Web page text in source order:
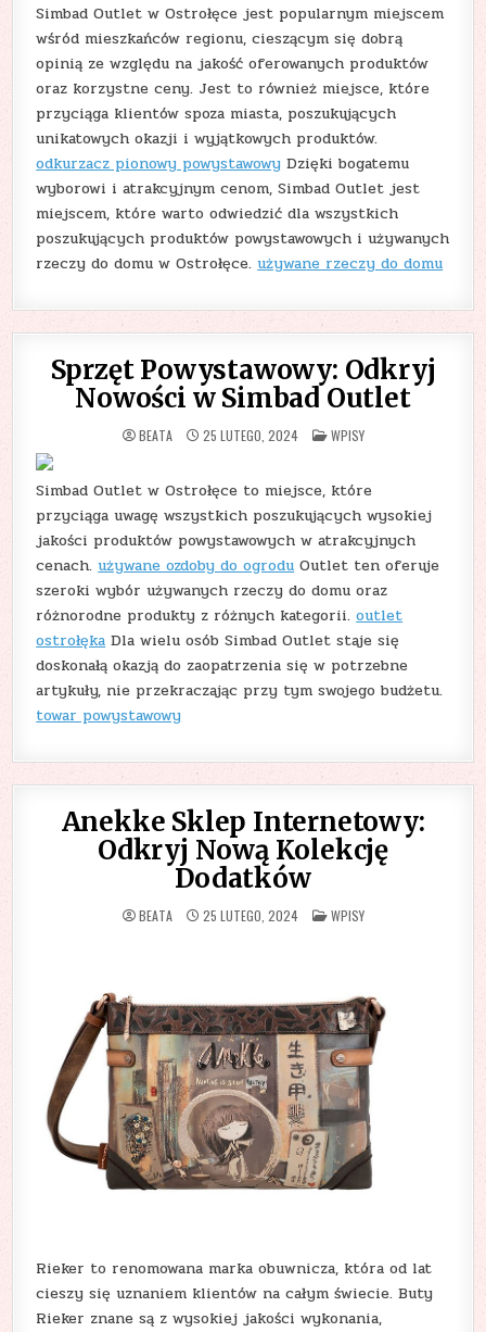
Simbad Outlet w Ostrołęce jest popularnym miejscem
wśród mieszkańców regionu, cieszącym się dobrą
opinią ze względu na jakość oferowanych produktów
oraz korzystne ceny. Jest to również miejsce, które
przyciąga klientów spoza miasta, poszukujących
unikatowych okazji i wyjątkowych produktów.
odkurzacz pionowy powystawowy Dzięki bogatemu
wyborowi i atrakcyjnym cenom, Simbad Outlet jest
miejscem, które warto odwiedzić dla wszystkich
poszukujących produktów powystawowych i używanych
rzeczy do domu w Ostrołęce.używane rzeczy do domu
Sprzęt Powystawowy: Odkryj
Nowości w Simbad Outlet
BEATA 25 LUTEGO, 2024 POSTED
IN
WPISY
Simbad Outlet w Ostrołęce to miejsce, które
przyciąga uwagę wszystkich poszukujących wysokiej
jakości produktów powystawowych w atrakcyjnych
cenach.używane ozdoby do ogrodu Outlet ten oferuje
szeroki wybór używanych rzeczy do domu oraz
różnorodne produkty z różnych kategorii.outlet
ostrołęka Dla wielu osób Simbad Outlet staje się
doskonałą okazją do zaopatrzenia się w potrzebne
artykuły, nie przekraczając przy tym swojego budżetu.
towar powystawowy
Anekke Sklep Internetowy:
Odkryj Nową Kolekcję
Dodatków
BEATA 25 LUTEGO, 2024 POSTED
IN
WPISY
Rieker to renomowana marka obuwnicza, która od lat
cieszy się uznaniem klientów na całym świecie. Buty
Rieker znane są z wysokiej jakości wykonania,